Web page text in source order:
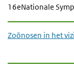
16eNationale
Zoönosen in het